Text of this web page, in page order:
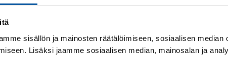
sisällön ja mainosten räätälöimiseen, sosiaalisen median
Lisäksi jaamme sosiaalisen median, mainosalan ja